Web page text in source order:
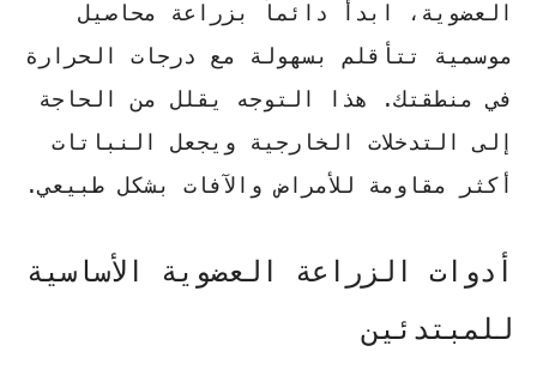
العضوية ، ابدأ دائماً بزراعة محاصيل
موسمية تتأقلم بسهولة مع درجات الحرارة
في منطقتك. هذا التوجه يقلل من الحاجة
إلى التدخلات الخارجية ويجعل النباتات
أكثر مقاومة للأمراض والآفات بشكل طبيعي.
أدوات الزراعة العضوية الأساسية
للمبتدئين